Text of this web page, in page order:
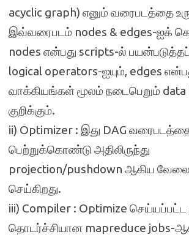
acyclic graph) எனும் வரைபடத்தை
இவ்வரைபடம் nodes & edges-ஐக்
nodes என்பது scripts-ல்
logical operators-ஐயும், edges
வாக்கியங்கள் மூலம் நடைபெறும் data
குறிக்கும்.
ii) Optimizer : இது DAG
பெற்றுக்கொண்டு அதிலிருந்து
projection/pushdown ஆகிய
செய்கிறது.
iii) Compiler : Optimize
தொடர்ச்சியான mapreduce jobs-